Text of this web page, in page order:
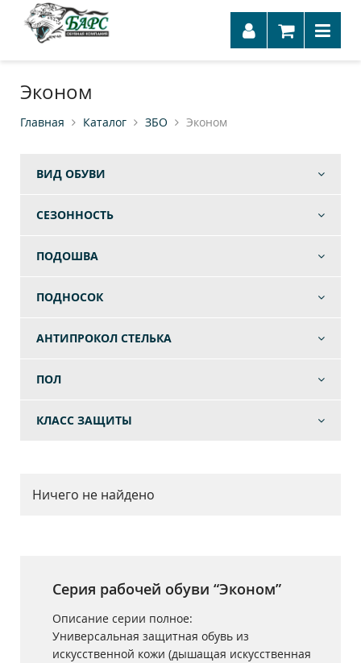
Эконом
Главная Каталог ЗБО Эконом
ВИД ОБУВИ
СЕЗОННОСТЬ
ПОДОШВА
ПОДНОСОК
АНТИПРОКОЛ СТЕЛЬКА
ПОЛ
КЛАСС ЗАЩИТЫ
Ничего не найдено
Серия рабочей обуви “Эконом”
Описание серии полное:
Универсальная защитная обувь из
искусственной кожи (дышащая искусственная